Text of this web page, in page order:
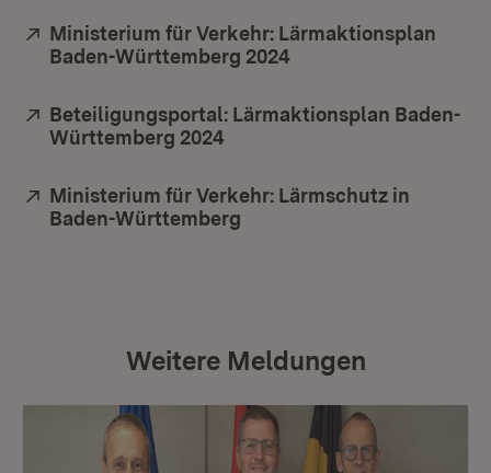
Extern:
Ministerium für Verkehr: Lärmaktionsplan
Baden-Württemberg 2024
Extern:
Beteiligungsportal: Lärmaktionsplan Baden-
Württemberg 2024
Extern:
Ministerium für Verkehr: Lärmschutz in
Baden-Württemberg
Weitere Meldungen